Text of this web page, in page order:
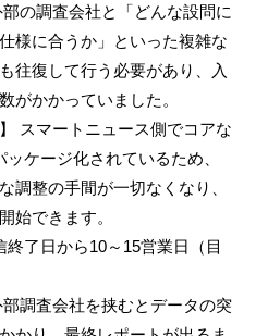
部の調査会社と「どんな設問に
様に合うか」といった複雑な
往復して行う必要があり、入
がかかっていました。
スマートニュース側でコアな
ケージ化されているため、
調整の手間が一切なくなり、
始できます。
了日から10～15営業日（目
部調査会社を挟むとデータの突